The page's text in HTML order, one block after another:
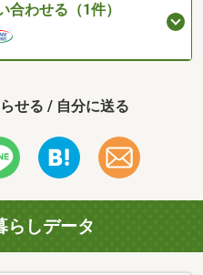
合わせる（1件）
せる / 自分に送る
らしデータ